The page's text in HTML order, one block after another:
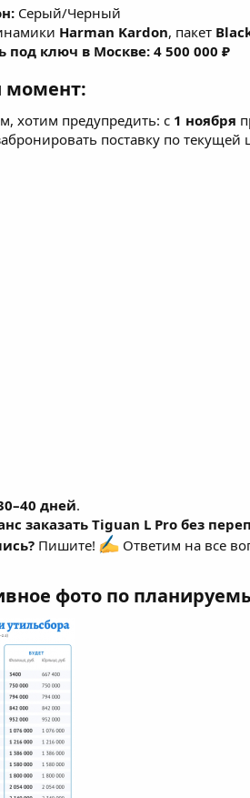
Серый/Черный
Harman Kardon, пакет
под ключ в Москве: 4 500 000 ₽
хотим предупредить: с 1 ноября
поставку по текущей
дней.
заказать Tiguan L Pro без
Пишите! Ответим на все
фото по